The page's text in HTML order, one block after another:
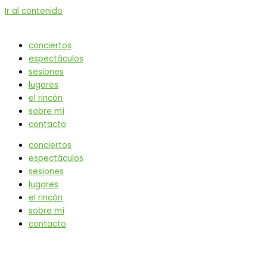
Ir al contenido
conciertos
espectáculos
sesiones
lugares
el rincón
sobre mí
contacto
conciertos
espectáculos
sesiones
lugares
el rincón
sobre mí
contacto